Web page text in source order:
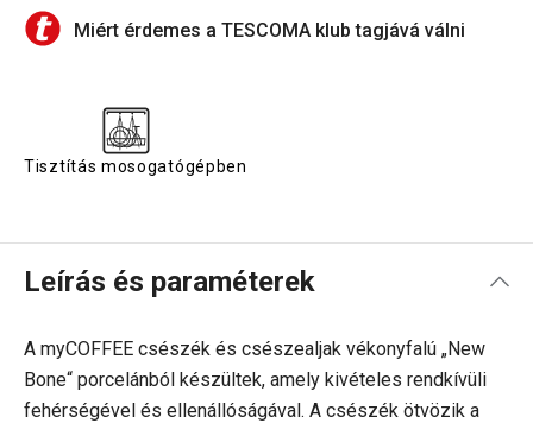
Miért érdemes a TESCOMA klub tagjává válni
Tisztítás mosogatógépben
Leírás és paraméterek
A myCOFFEE csészék és csészealjak vékonyfalú „New
Bone“ porcelánból készültek, amely kivételes rendkívüli
fehérségével és ellenállóságával. A csészék ötvözik a